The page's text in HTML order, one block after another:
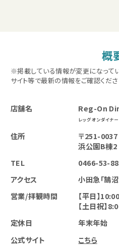
概
※掲載している情報が変更になって
サイト等で最新の情報をご確認くださ
店舗名 Reg-On
レッグオンダイナ
住所
〒251-
浜公園B棟2
TEL
0466-53-
アクセス
小田急「鵠
営業/拝観時間
【平日】
【土日祝】
定休日
年末年始
公式サイト
こちら